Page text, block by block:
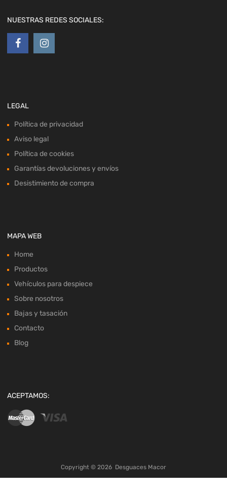
NUESTRAS REDES SOCIALES:
LEGAL
Política de privacidad
Aviso legal
Política de cookies
Garantías devoluciones y envíos
Desistimiento de compra
MAPA WEB
Home
Productos
Vehículos para despiece
Sobre nosotros
Bajas y tasación
Contacto
Blog
ACEPTAMOS:
Copyright © 2026 Desguaces Macor